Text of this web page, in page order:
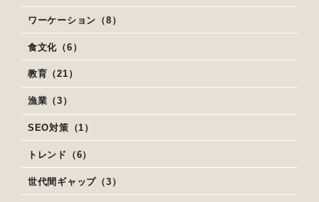
ワーケーション（8）
食文化（6）
教育（21）
漁業（3）
SEO対策（1）
トレンド（6）
世代間ギャップ（3）